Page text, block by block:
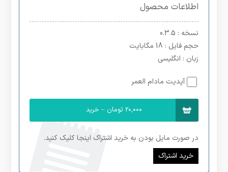
اطلاعات محصول
نسخه : 0.3.5
حجم فایل : 18 مگابایت
زبان : انگلیسی
آپدیت مادام العمر
20,000 تومان – خرید
در صورت مایل بودن به خرید اشتراک اینجا کلیک کنید.
خرید اشتراک